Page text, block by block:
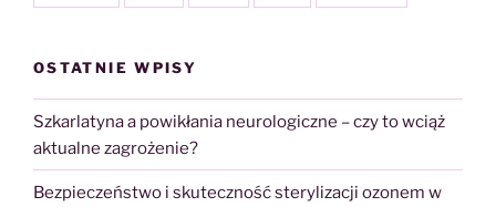
OSTATNIE WPISY
Szkarlatyna a powikłania neurologiczne – czy to wciąż
aktualne zagrożenie?
Bezpieczeństwo i skuteczność sterylizacji ozonem w